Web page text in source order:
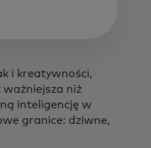
i kreatywności,
niż
inteligencję w
granice: dziwne,